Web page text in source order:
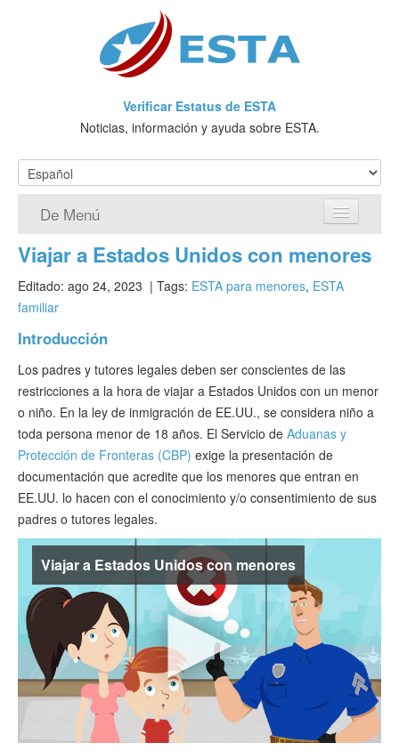
Verificar Estatus de ESTA
Noticias, información y ayuda sobre ESTA.
De Menú
Página de inicio
Solicitud ESTA
¿Qué es ESTA?
VWP
Verificar ESTA
ESTA Información
Viajar a Estados Unidos con menores
Editado: ago 24, 2023 | Tags: ESTA para menores, ESTA
familiar
Introducción
Los padres y tutores legales deben ser conscientes de las
restricciones a la hora de viajar a Estados Unidos con un menor
o niño. En la ley de inmigración de EE.UU., se considera niño a
toda persona menor de 18 años. El Servicio de Aduanas y
Protección de Fronteras (CBP) exige la presentación de
documentación que acredite que los menores que entran en
EE.UU. lo hacen con el conocimiento y/o consentimiento de sus
padres o tutores legales.
Viajar a Estados Unidos con menores